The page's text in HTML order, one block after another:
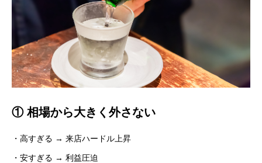
① 相場から大きく外さない
・高すぎる → 来店ハードル上昇
・安すぎる → 利益圧迫